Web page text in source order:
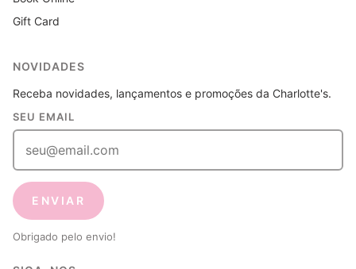
Gift Card
NOVIDADES
Receba novidades, lançamentos e promoções da Charlotte's.
SEU EMAIL
ENVIAR
Obrigado pelo envio!